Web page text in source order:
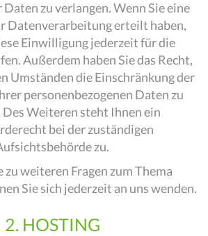
Daten zu verlangen. Wenn Sie eine
Datenverarbeitung erteilt haben,
Einwilligung jederzeit für die
Außerdem haben Sie das Recht,
Umständen die Einschränkung der
personenbezogenen Daten zu
Des Weiteren steht Ihnen ein
bei der zuständigen
zu.
zu weiteren Fragen zum Thema
Sie sich jederzeit an uns wenden.
2. HOSTING